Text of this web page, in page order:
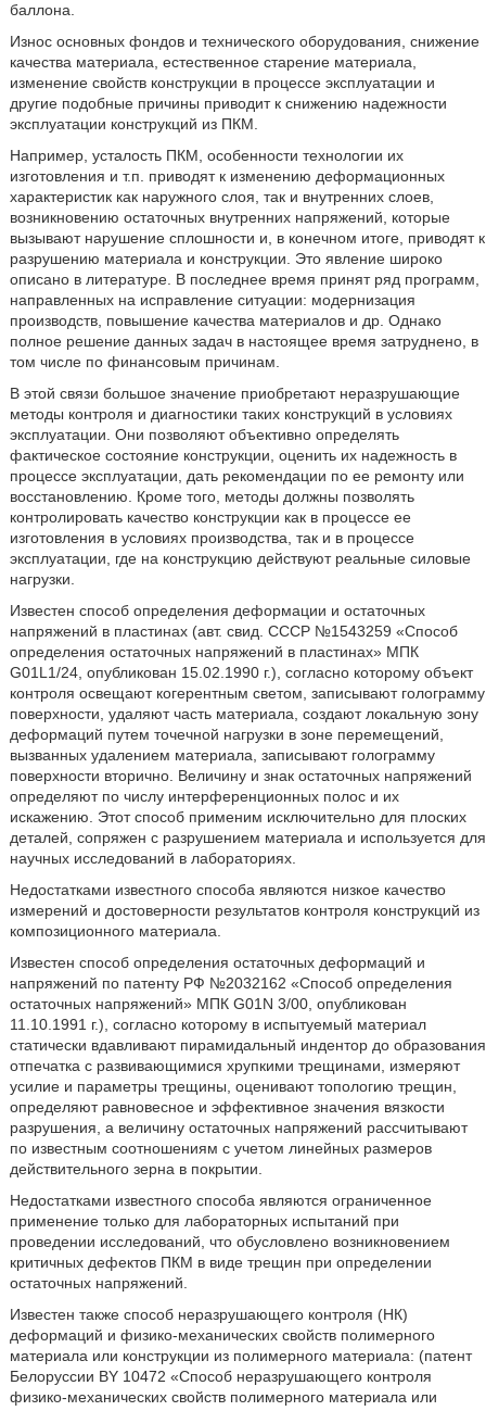
баллона.
Износ основных фондов и технического оборудования, снижение
качества материала, естественное старение материала,
изменение свойств конструкции в процессе эксплуатации и
другие подобные причины приводит к снижению надежности
эксплуатации конструкций из ПКМ.
Например, усталость ПКМ, особенности технологии их
изготовления и т.п. приводят к изменению деформационных
характеристик как наружного слоя, так и внутренних слоев,
возникновению остаточных внутренних напряжений, которые
вызывают нарушение сплошности и, в конечном итоге, приводят к
разрушению материала и конструкции. Это явление широко
описано в литературе. В последнее время принят ряд программ,
направленных на исправление ситуации: модернизация
производств, повышение качества материалов и др. Однако
полное решение данных задач в настоящее время затруднено, в
том числе по финансовым причинам.
В этой связи большое значение приобретают неразрушающие
методы контроля и диагностики таких конструкций в условиях
эксплуатации. Они позволяют объективно определять
фактическое состояние конструкции, оценить их надежность в
процессе эксплуатации, дать рекомендации по ее ремонту или
восстановлению. Кроме того, методы должны позволять
контролировать качество конструкции как в процессе ее
изготовления в условиях производства, так и в процессе
эксплуатации, где на конструкцию действуют реальные силовые
нагрузки.
Известен способ определения деформации и остаточных
напряжений в пластинах (авт. свид. СССР №1543259 «Способ
определения остаточных напряжений в пластинах» МПК
G01L1/24, опубликован 15.02.1990 г.), согласно которому объект
контроля освещают когерентным светом, записывают голограмму
поверхности, удаляют часть материала, создают локальную зону
деформаций путем точечной нагрузки в зоне перемещений,
вызванных удалением материала, записывают голограмму
поверхности вторично. Величину и знак остаточных напряжений
определяют по числу интерференционных полос и их
искажению. Этот способ применим исключительно для плоских
деталей, сопряжен с разрушением материала и используется для
научных исследований в лабораториях.
Недостатками известного способа являются низкое качество
измерений и достоверности результатов контроля конструкций из
композиционного материала.
Известен способ определения остаточных деформаций и
напряжений по патенту РФ №2032162 «Способ определения
остаточных напряжений» МПК G01N 3/00, опубликован
11.10.1991 г.), согласно которому в испытуемый материал
статически вдавливают пирамидальный индентор до образования
отпечатка с развивающимися хрупкими трещинами, измеряют
усилие и параметры трещины, оценивают топологию трещин,
определяют равновесное и эффективное значения вязкости
разрушения, а величину остаточных напряжений рассчитывают
по известным соотношениям с учетом линейных размеров
действительного зерна в покрытии.
Недостатками известного способа являются ограниченное
применение только для лабораторных испытаний при
проведении исследований, что обусловлено возникновением
критичных дефектов ПКМ в виде трещин при определении
остаточных напряжений.
Известен также способ неразрушающего контроля (НК)
деформаций и физико-механических свойств полимерного
материала или конструкции из полимерного материала: (патент
Белоруссии BY 10472 «Способ неразрушающего контроля
физико-механических свойств полимерного материала или